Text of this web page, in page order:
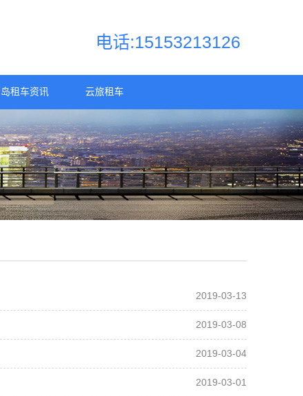
电话:15153213126
租车资讯 云旅租车
2019-03-13
2019-03-08
2019-03-04
2019-03-01